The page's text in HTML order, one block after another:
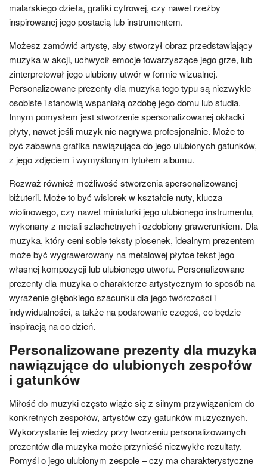
malarskiego dzieła, grafiki cyfrowej, czy nawet rzeźby
inspirowanej jego postacią lub instrumentem.
Możesz zamówić artystę, aby stworzył obraz przedstawiający
muzyka w akcji, uchwycił emocje towarzyszące jego grze, lub
zinterpretował jego ulubiony utwór w formie wizualnej.
Personalizowane prezenty dla muzyka tego typu są niezwykle
osobiste i stanowią wspaniałą ozdobę jego domu lub studia.
Innym pomysłem jest stworzenie spersonalizowanej okładki
płyty, nawet jeśli muzyk nie nagrywa profesjonalnie. Może to
być zabawna grafika nawiązująca do jego ulubionych gatunków,
z jego zdjęciem i wymyślonym tytułem albumu.
Rozważ również możliwość stworzenia spersonalizowanej
biżuterii. Może to być wisiorek w kształcie nuty, klucza
wiolinowego, czy nawet miniaturki jego ulubionego instrumentu,
wykonany z metali szlachetnych i ozdobiony grawerunkiem. Dla
muzyka, który ceni sobie teksty piosenek, idealnym prezentem
może być wygrawerowany na metalowej płytce tekst jego
własnej kompozycji lub ulubionego utworu. Personalizowane
prezenty dla muzyka o charakterze artystycznym to sposób na
wyrażenie głębokiego szacunku dla jego twórczości i
indywidualności, a także na podarowanie czegoś, co będzie
inspiracją na co dzień.
Personalizowane prezenty dla muzyka
nawiązujące do ulubionych zespołów
i gatunków
Miłość do muzyki często wiąże się z silnym przywiązaniem do
konkretnych zespołów, artystów czy gatunków muzycznych.
Wykorzystanie tej wiedzy przy tworzeniu personalizowanych
prezentów dla muzyka może przynieść niezwykłe rezultaty.
Pomyśl o jego ulubionym zespole – czy ma charakterystyczne